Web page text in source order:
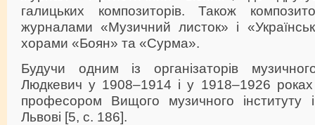
галицьких композиторів. Також
журналами «Музичний листок» і
хорами «Боян» та «Сурма».
Будучи одним із організаторів
Людкевич у 1908–1914 і у 1918–1926
професором Вищого музичного
Львові [5, с. 186].